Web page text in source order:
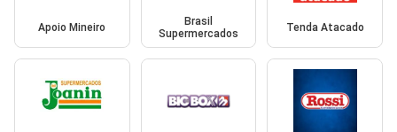
Apoio Mineiro
Brasil
Supermercados
Tenda Atacado